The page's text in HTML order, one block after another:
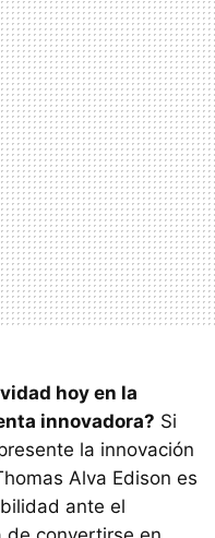
hoy en la
innovadora? Si
la innovación
Alva Edison es
ante el